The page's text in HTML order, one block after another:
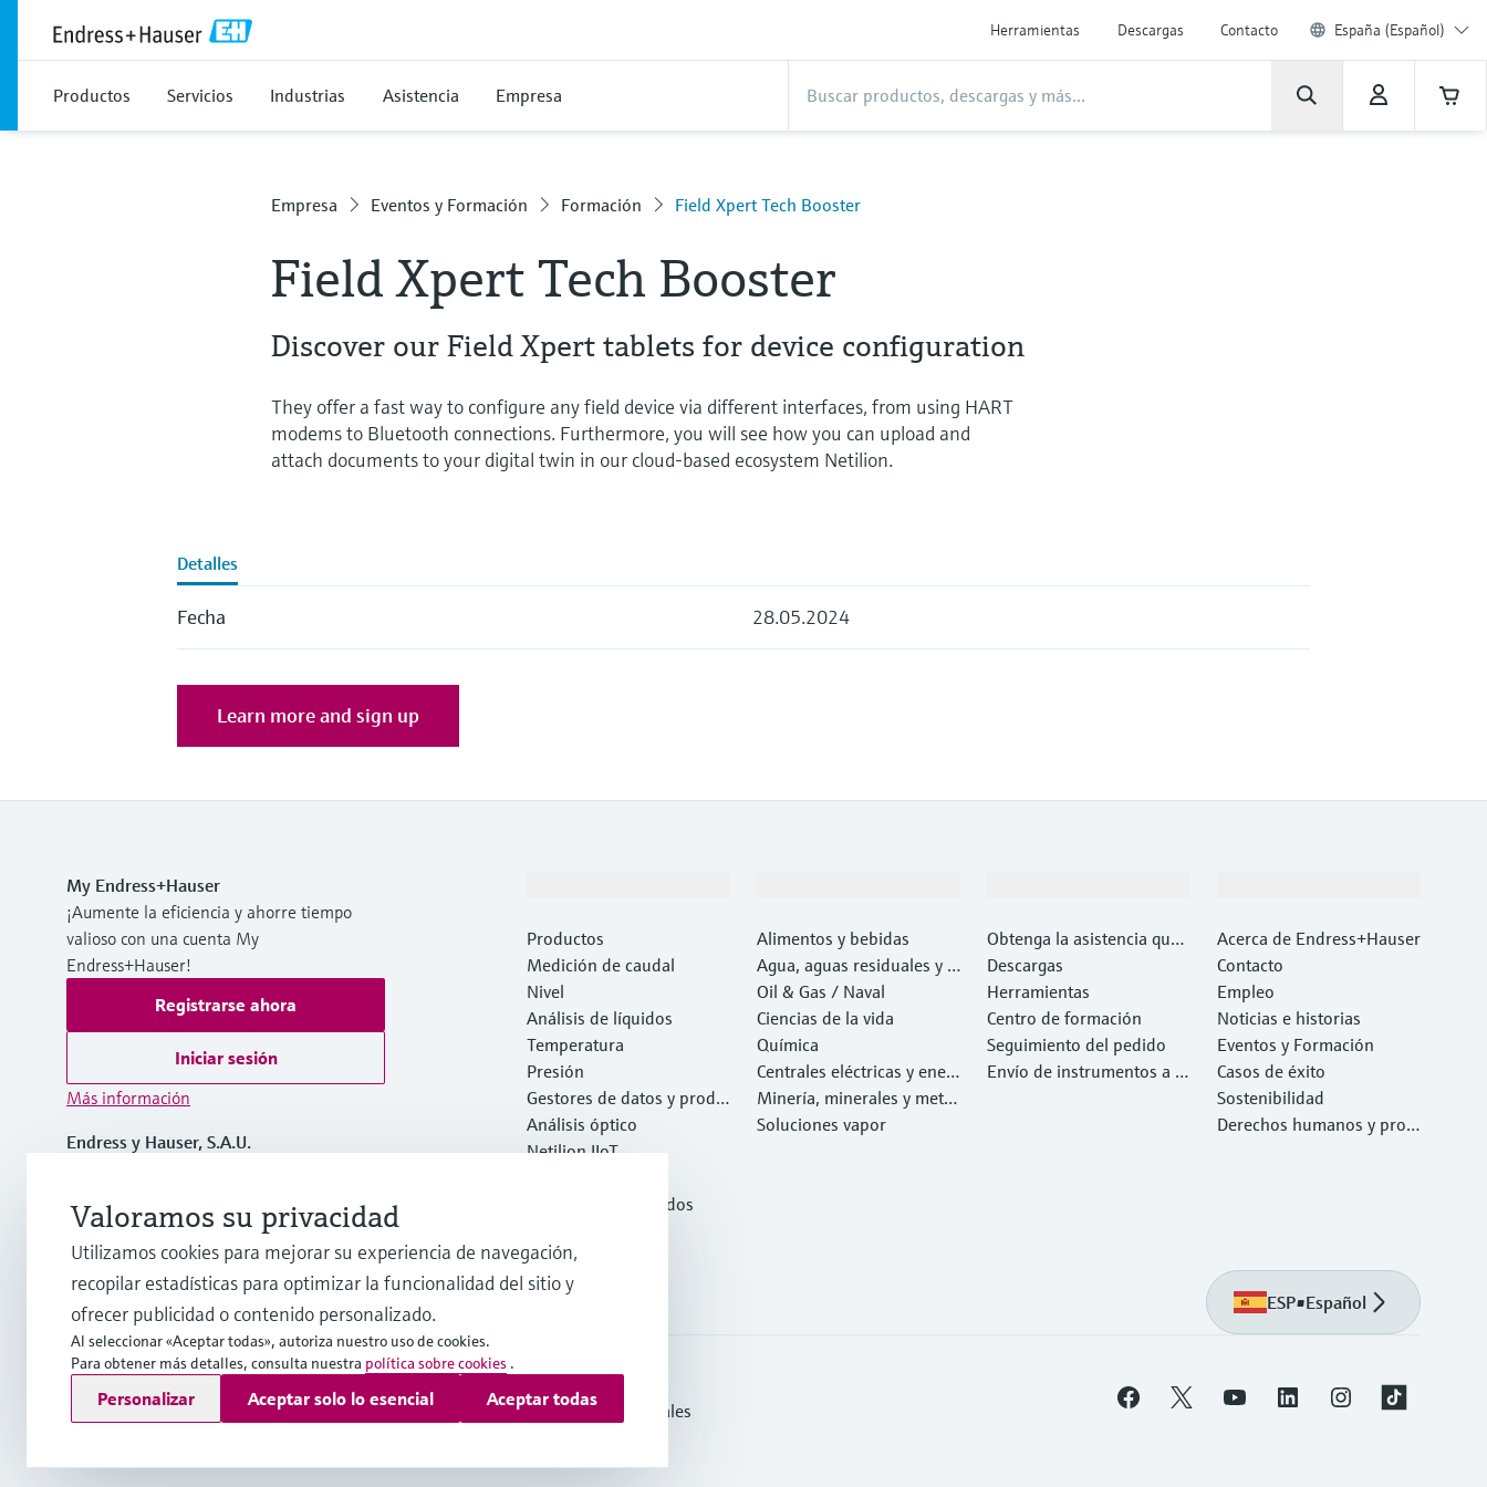
Herramientas Descargas Contacto España (Español)
Productos Servicios Industrias Asistencia Empresa
Empresa Eventos y Formación Formación Field Xpert Tech Booster
Field Xpert Tech Booster
Discover our Field Xpert tablets for device configuration
They offer a fast way to configure any field device via different interfaces, from using HART
modems to Bluetooth connections. Furthermore, you will see how you can upload and
attach documents to your digital twin in our cloud-based ecosystem Netilion.
Detalles
Fecha 28.05.2024
Learn more and sign up
My Endress+Hauser
¡Aumente la eficiencia y ahorre tiempo
valioso con una cuenta My
Endress+Hauser!
Registrarse ahora
Iniciar sesión
Más información
Endress y Hauser, S.A.U.
+34 934 803 366
info.es@endress.com
Productos
Medición de caudal
Nivel
Análisis de líquidos
Temperatura
Presión
Gestores de datos y produ
ctos de sistema
Análisis óptico
Netilion IIoT
Productos destacados
Servicios
Alimentos y bebidas
Agua, aguas residuales y r
esiduos
Oil & Gas / Naval
Ciencias de la vida
Química
Centrales eléctricas y ener
gía
Minería, minerales y metal
es
Soluciones vapor
Obtenga la asistencia que
necesita con rapidez
Descargas
Herramientas
Centro de formación
Seguimiento del pedido
Envío de instrumentos a c
Acerca de Endress+Hauser
Contacto
Empleo
Noticias e historias
Eventos y Formación
Casos de éxito
Sostenibilidad
Derechos humanos y prote
ESP•Español
Pie editorialTérminos de usoProtección de datos Términos y condiciones generales
Valoramos su privacidad
Utilizamos cookies para mejorar su experiencia de navegación,
recopilar estadísticas para optimizar la funcionalidad del sitio y
ofrecer publicidad o contenido personalizado.
Al seleccionar «Aceptar todas», autoriza nuestro uso de cookies.
Para obtener más detalles, consulta nuestra política sobre cookies .
Personalizar Aceptar solo lo esencial Aceptar todas